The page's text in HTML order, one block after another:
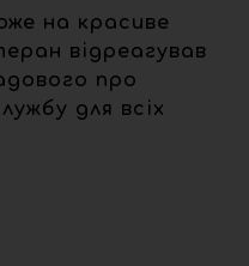
на красиве
відреагував
про
для всіх